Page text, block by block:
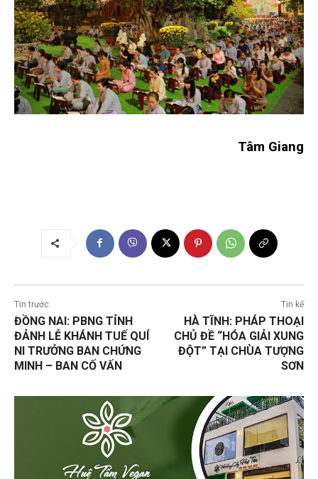
Tâm Giang
Tin trước
ĐỒNG NAI: PBNG TỈNH
ĐẢNH LỄ KHÁNH TUẾ QUÍ
NI TRƯỞNG BAN CHỨNG
MINH – BAN CỐ VẤN
Tin kế
HÀ TĨNH: PHÁP THOẠI
CHỦ ĐỀ “HÓA GIẢI XUNG
ĐỘT” TẠI CHÙA TƯỢNG
SƠN